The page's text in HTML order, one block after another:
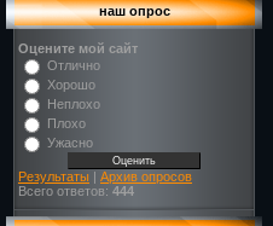
наш опрос
Оцените мой сайт
Отлично
Хорошо
Неплохо
Плохо
Ужасно
Результаты | Архив опросов
Всего ответов: 444